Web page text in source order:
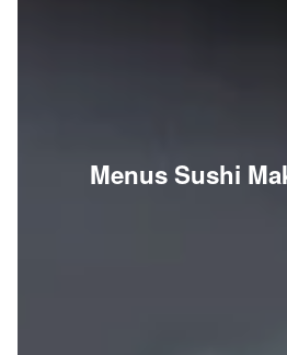
Menus Sushi